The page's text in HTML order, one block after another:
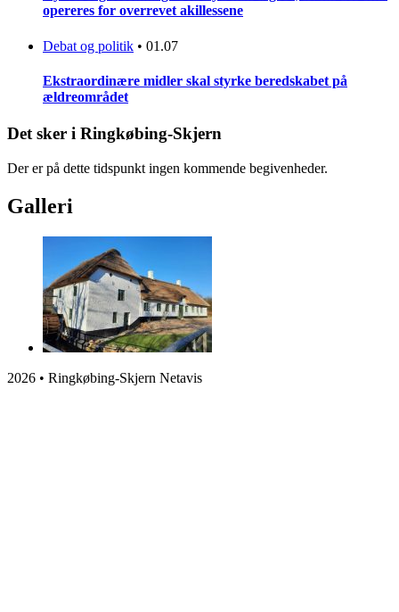
opereres for overrevet akillessene
Debat og politik • 01.07
Ekstraordinære midler skal styrke beredskabet på
ældreområdet
Det sker i Ringkøbing-Skjern
Der er på dette tidspunkt ingen kommende begivenheder.
Galleri
2026 • Ringkøbing-Skjern Netavis